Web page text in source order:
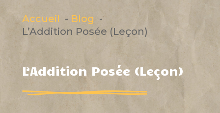
Accueil
Blog
L’Addition Posée (Leçon)
L’Addition Posée (Leçon)